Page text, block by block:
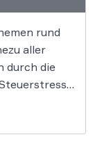
rund
aller
durch die
von
und